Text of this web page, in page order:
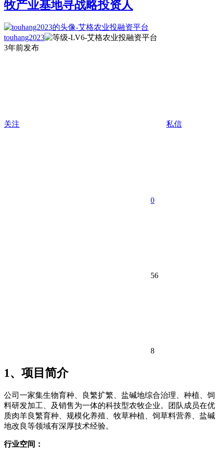
牧产业基地寻战略投资人
touhang2023
3年前发布
关注 私信
0
56
8
1、项目简介
公司一家集生物育种、良繁扩繁、盐碱地综合治理、种植、饲
料研发加工、及销售为一体的科技型农牧企业。团队成员在优
质肉羊良繁育种、规模化养殖、牧草种植、饲草料营养、盐碱
地改良等领域有深厚技术经验。
行业空间：